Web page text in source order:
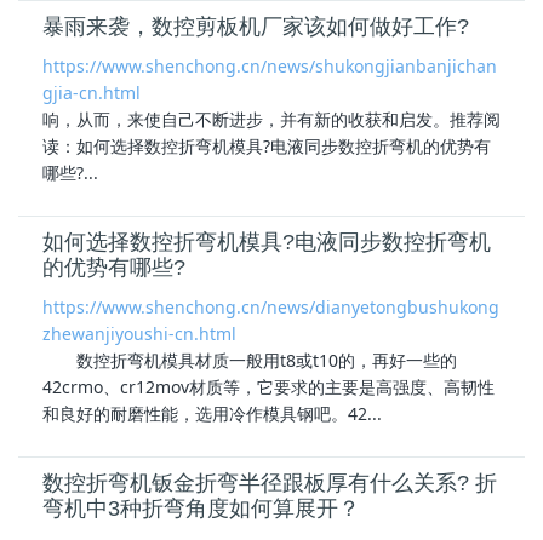
暴雨来袭，数控剪板机厂家该如何做好工作?
https://www.shenchong.cn/news/shukongjianbanjichan
gjia-cn.html
响，从而，来使自己不断进步，并有新的收获和启发。推荐阅
读：如何选择数控折弯机模具?电液同步数控折弯机的优势有
哪些?...
如何选择数控折弯机模具?电液同步数控折弯机
的优势有哪些?
https://www.shenchong.cn/news/dianyetongbushukong
zhewanjiyoushi-cn.html
数控折弯机模具材质一般用t8或t10的，再好一些的
42crmo、cr12mov材质等，它要求的主要是高强度、高韧性
和良好的耐磨性能，选用冷作模具钢吧。42...
数控折弯机钣金折弯半径跟板厚有什么关系? 折
弯机中3种折弯角度如何算展开？